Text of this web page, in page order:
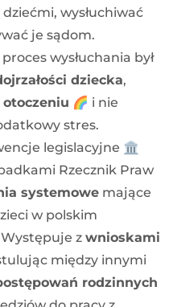
wysłuchiwać
je sądom.
wysłuchania był
dziecka,
🌈 i nie
stres.
legislacyjne 🏛️
Rzecznik Praw
systemowe mające
w polskim
z wnioskami
między innymi
rodzinnych